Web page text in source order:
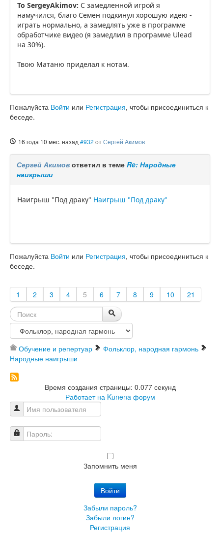
To SergeyAkimov: С замедленной игрой я
намучился, благо Семен подкинул хорошую идею -
играть нормально, а замедлять уже в программе
обработчике видео (я замедлил в программе Ulead
на 30%).
Твою Матаню приделал к нотам.
Пожалуйста Войти или Регистрация, чтобы присоединиться к
беседе.
16 года 10 мес. назад #932 отСергей Акимов
Сергей Акимов ответил в теме Re: Народные
наигрыши
Наигрыш "Под драку" Наигрыш "Под драку"
Пожалуйста Войти или Регистрация, чтобы присоединиться к
беседе.
1 2 3 4 5 6 7 8 9 10 21
Обучение и репертуар
Фольклор, народная гармонь
Народные наигрыши
Время создания страницы: 0.077 секунд
Работает на Kunena форум
Имя пользователя
Пароль:
Запомнить меня
Войти
Забыли пароль?
Забыли логин?
Регистрация